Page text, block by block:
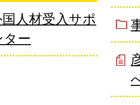
人材受入サポ
ター